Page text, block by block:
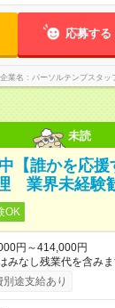
応募する
業名 パーソルテンプスタ
未読
【誰かを応
業界未経験
OK
円～414,000円
みなし残業代を含み
なし残業代 60,000円／
を考慮して決定させ
別途支給あり